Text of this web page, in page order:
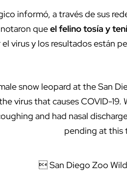
informó, a través de sus
queel felino tosía y
virus y los resultados están
snow leopard at the San
virus that causes COVID-
and had nasal
pending at this
 San Diego Zoo